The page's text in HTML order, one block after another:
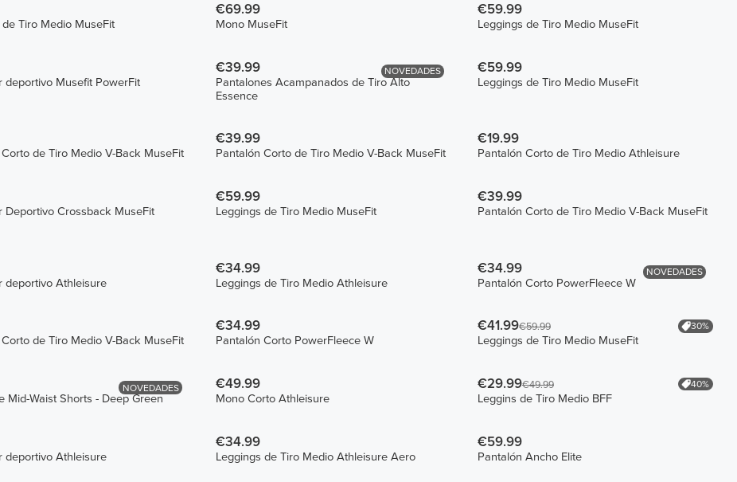
Tiro Medio MuseFit
€69.99
Mono MuseFit
€59.99
Leggings de Tiro Medio MuseFit
deportivo Musefit PowerFit
NOVEDADES
€39.99
Pantalones Acampanados de Tiro Alto
Essence
€59.99
Leggings de Tiro Medio MuseFit
de Tiro Medio V-Back MuseFit
€39.99
Pantalón Corto de Tiro Medio V-Back MuseFit
€19.99
Pantalón Corto de Tiro Medio Athleisure
Deportivo Crossback MuseFit
€59.99
Leggings de Tiro Medio MuseFit
€39.99
Pantalón Corto de Tiro Medio V-Back MuseFit
deportivo Athleisure
€34.99
Leggings de Tiro Medio Athleisure
NOVEDADES
€34.99
Pantalón Corto PowerFleece W
de Tiro Medio V-Back MuseFit
€34.99
Pantalón Corto PowerFleece W
€41.99€59.99 30%
Leggings de Tiro Medio MuseFit
NOVEDADES
Mid-Waist Shorts - Deep Green
€49.99
Mono Corto Athleisure
€29.99€49.99 40%
Leggins de Tiro Medio BFF
deportivo Athleisure
€34.99
Leggings de Tiro Medio Athleisure Aero
€59.99
Pantalón Ancho Elite